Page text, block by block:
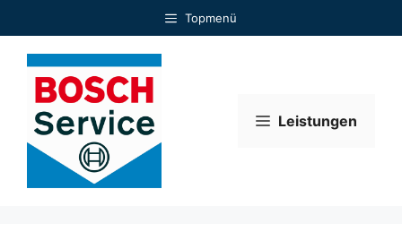
Inhalt
springen
Topmenü
Leistungen